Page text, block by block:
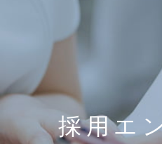
採用エ